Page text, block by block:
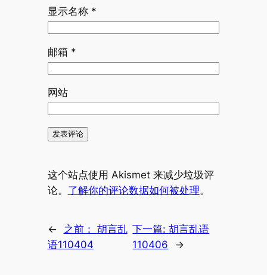
显示名称 *
邮箱 *
网站
这个站点使用 Akismet 来减少垃圾评
论。 了解你的评论数据如何被处理。
← 之前： 胡言乱
语110404
下一篇:胡言乱语
110406
→